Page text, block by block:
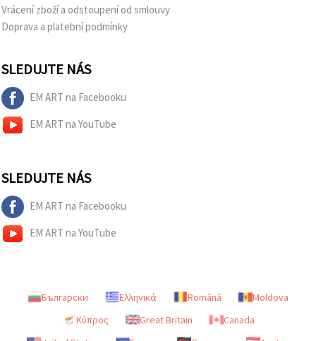
Vrácení zboží a odstoupení od smlouvy
Doprava a platební podmínky
SLEDUJTE NÁS
EM ART na Facebooku
EM ART na YouTube
SLEDUJTE NÁS
EM ART na Facebooku
EM ART na YouTube
Български Ελληνικά Română
Moldova
Κύπρος
Great Britain
Canada